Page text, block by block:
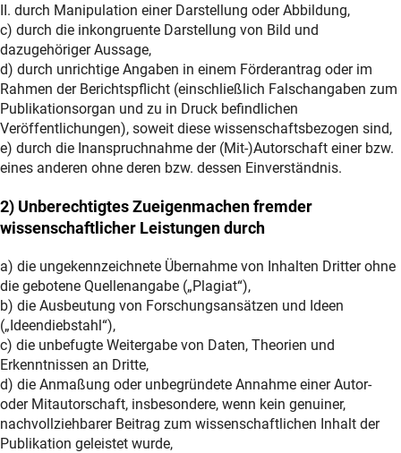
II. durch Manipulation einer Darstellung oder Abbildung,
c) durch die inkongruente Darstellung von Bild und
dazugehöriger Aussage,
d) durch unrichtige Angaben in einem Förderantrag oder im
Rahmen der Berichtspflicht (einschließlich Falschangaben zum
Publikationsorgan und zu in Druck befindlichen
Veröffentlichungen), soweit diese wissenschaftsbezogen sind,
e) durch die Inanspruchnahme der (Mit-)Autorschaft einer bzw.
eines anderen ohne deren bzw. dessen Einverständnis.
2) Unberechtigtes Zueigenmachen fremder
wissenschaftlicher Leistungen durch
a) die ungekennzeichnete Übernahme von Inhalten Dritter ohne
die gebotene Quellenangabe („Plagiat“),
b) die Ausbeutung von Forschungsansätzen und Ideen
(„Ideendiebstahl“),
c) die unbefugte Weitergabe von Daten, Theorien und
Erkenntnissen an Dritte,
d) die Anmaßung oder unbegründete Annahme einer Autor-
oder Mitautorschaft, insbesondere, wenn kein genuiner,
nachvollziehbarer Beitrag zum wissenschaftlichen Inhalt der
Publikation geleistet wurde,